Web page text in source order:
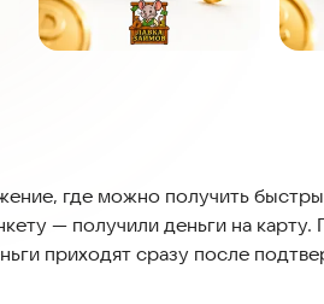
где можно получить
— получили деньги на
приходят сразу после